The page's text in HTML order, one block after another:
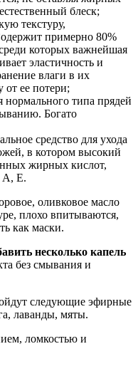
блеск;
текстуру,
примерно 80%
которых важнейшая
эластичность и
влаги в их
от ее потери;
типа прядей
Богато
средство для ухода
в котором высокий
жирных кислот,
А, Е.
оливковое масло
плохо впитываются,
как маски.
несколько капель
без смывания и
следующие эфирные
лаванды, мяты.
ломкостью и